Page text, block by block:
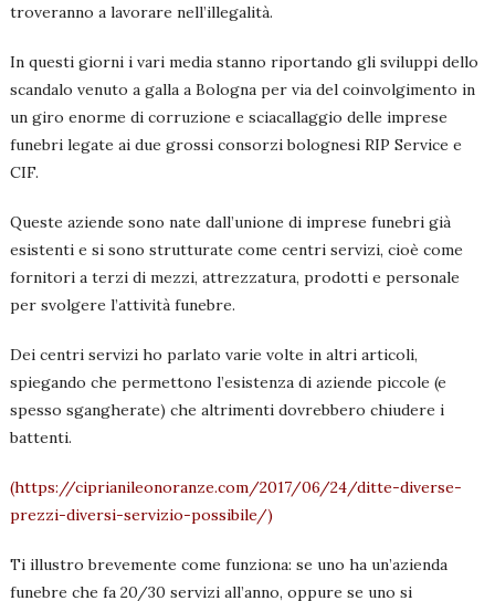
troveranno a lavorare nell’illegalità.
In questi giorni i vari media stanno riportando gli sviluppi dello
scandalo venuto a galla a Bologna per via del coinvolgimento in
un giro enorme di corruzione e sciacallaggio delle imprese
funebri legate ai due grossi consorzi bolognesi RIP Service e
CIF.
Queste aziende sono nate dall’unione di imprese funebri già
esistenti e si sono strutturate come centri servizi, cioè come
fornitori a terzi di mezzi, attrezzatura, prodotti e personale
per svolgere l’attività funebre.
Dei centri servizi ho parlato varie volte in altri articoli,
spiegando che permettono l’esistenza di aziende piccole (e
spesso sgangherate) che altrimenti dovrebbero chiudere i
battenti.
(https://ciprianileonoranze.com/2017/06/24/ditte-diverse-
prezzi-diversi-servizio-possibile/)
Ti illustro brevemente come funziona: se uno ha un’azienda
funebre che fa 20/30 servizi all’anno, oppure se uno si